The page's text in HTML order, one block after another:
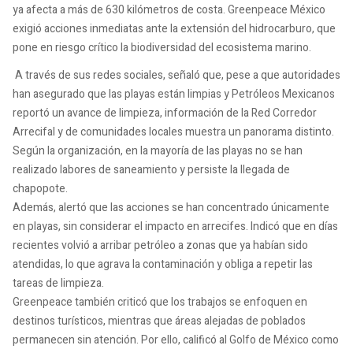
ya afecta a más de 630 kilómetros de costa. Greenpeace México
exigió acciones inmediatas ante la extensión del hidrocarburo, que
pone en riesgo crítico la biodiversidad del ecosistema marino.
A través de sus redes sociales, señaló que, pese a que autoridades
han asegurado que las playas están limpias y Petróleos Mexicanos
reportó un avance de limpieza, información de la Red Corredor
Arrecifal y de comunidades locales muestra un panorama distinto.
Según la organización, en la mayoría de las playas no se han
realizado labores de saneamiento y persiste la llegada de
chapopote.
Además, alertó que las acciones se han concentrado únicamente
en playas, sin considerar el impacto en arrecifes. Indicó que en días
recientes volvió a arribar petróleo a zonas que ya habían sido
atendidas, lo que agrava la contaminación y obliga a repetir las
tareas de limpieza.
Greenpeace también criticó que los trabajos se enfoquen en
destinos turísticos, mientras que áreas alejadas de poblados
permanecen sin atención. Por ello, calificó al Golfo de México como